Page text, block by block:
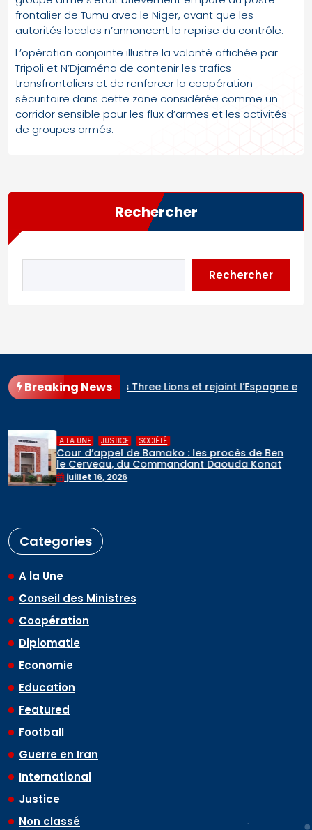
frontalier de Tumu avec le Niger, avant que les
autorités locales n’annoncent la reprise du contrôle.
L’opération conjointe illustre la volonté affichée par
Tripoli et N’Djaména de contenir les trafics
transfrontaliers et de renforcer la coopération
sécuritaire dans cette zone considérée comme un
corridor sensible pour les flux d’armes et les activités
de groupes armés.
Rechercher
Rechercher
Breaking News
renverse les Three Lions et rejoint l’Espagne en finale
A LA UNE , RELIGIONS
Hadj 2026 : départ du premier
de pèlerins maliens vers l’Arabie
mai 6, 2026
Categories
A la Une
Conseil des Ministres
Coopération
Diplomatie
Economie
Education
Featured
Football
Guerre en Iran
International
Justice
Non classé